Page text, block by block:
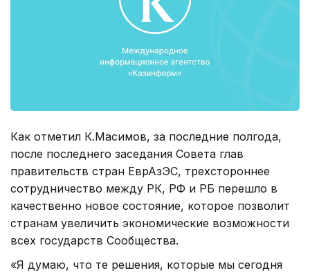
Как отметил К.Масимов, за последние полгода,
после последнего заседания Совета глав
правительств стран ЕврАзЭС, трехстороннее
сотрудничество между РК, РФ и РБ перешло в
качественно новое состояние, которое позволит
странам увеличить экономические возможности
всех государств Сообщества.
«Я думаю, что те решения, которые мы сегодня